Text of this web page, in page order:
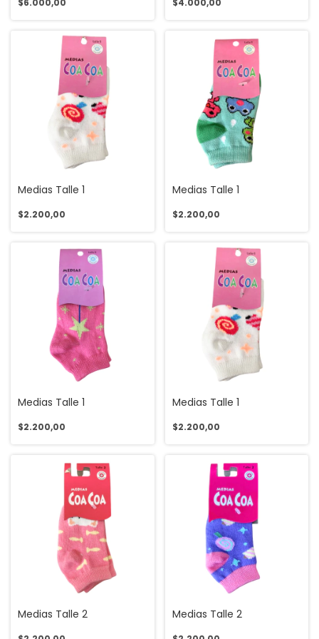
Medias Talle 1
$2.200,00
Medias Talle 1
$2.200,00
Medias Talle 1
$2.200,00
Medias Talle 1
$2.200,00
Medias Talle 2 Medias Talle 2